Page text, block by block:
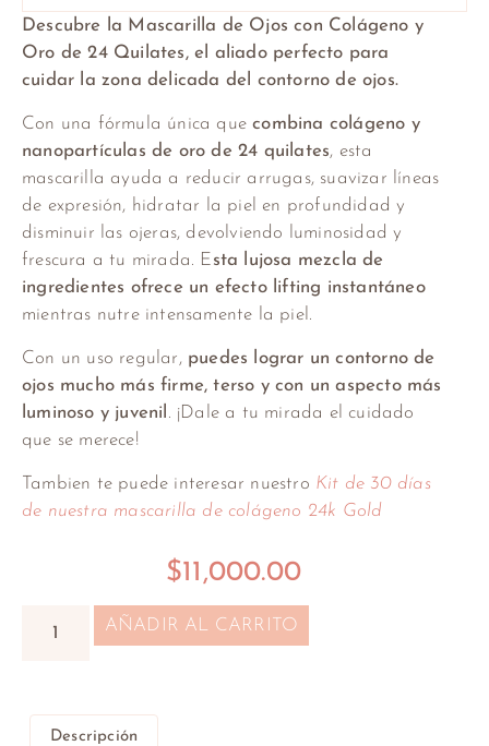
Descubre la Mascarilla de Ojos con Colágeno y
Oro de 24 Quilates, el aliado perfecto para
cuidar la zona delicada del contorno de ojos.
Con una fórmula única quecombina colágeno y
nanopartículas de oro de 24 quilates, esta
mascarilla ayuda a reducir arrugas, suavizar líneas
de expresión, hidratar la piel en profundidad y
disminuir las ojeras, devolviendo luminosidad y
frescura a tu mirada. Esta lujosa mezcla de
ingredientes ofrece un efecto lifting instantáneo
mientras nutre intensamente la piel.
Con un uso regular, puedes lograr un contorno de
ojos mucho más firme, terso y con un aspecto más
luminoso y juvenil . ¡Dale a tu mirada el cuidado
que se merece!
Tambien te puede interesar nuestro Kit de 30 días
de nuestra mascarilla de colágeno 24k Gold
$11,000.00
AÑADIR AL CARRITO
Descripción